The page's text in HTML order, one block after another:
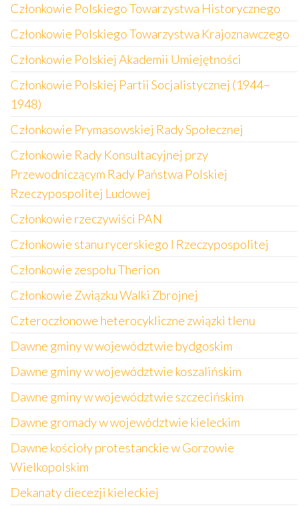
Członkowie Polskiego Towarzystwa Historycznego
Członkowie Polskiego Towarzystwa Krajoznawczego
Członkowie Polskiej Akademii Umiejętności
Członkowie Polskiej Partii Socjalistycznej (1944–
1948)
Członkowie Prymasowskiej Rady Społecznej
Członkowie Rady Konsultacyjnej przy
Przewodniczącym Rady Państwa Polskiej
Rzeczypospolitej Ludowej
Członkowie rzeczywiści PAN
Członkowie stanu rycerskiego I Rzeczypospolitej
Członkowie zespołu Therion
Członkowie Związku Walki Zbrojnej
Czteroczłonowe heterocykliczne związki tlenu
Dawne gminy w województwie bydgoskim
Dawne gminy w województwie koszalińskim
Dawne gminy w województwie szczecińskim
Dawne gromady w województwie kieleckim
Dawne kościoły protestanckie w Gorzowie
Wielkopolskim
Dekanaty diecezji kieleckiej